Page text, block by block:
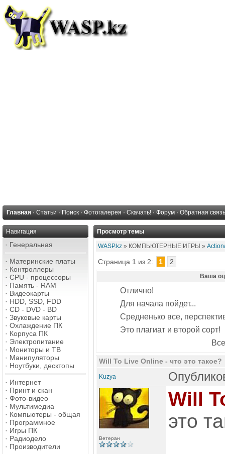
Главная · Статьи · Поиск · Фотогалерея · Скачать! · Форум · Обратная связь
Навигация
· Генеральная
· Материнские платы
· Контроллеры
· CPU - процессоры
· Память - RAM
· Видеокарты
· HDD, SSD, FDD
· CD - DVD - BD
· Звуковые карты
· Охлаждение ПК
· Корпуса ПК
· Электропитание
· Мониторы и ТВ
· Манипуляторы
· Ноутбуки, десктопы
· Интернет
· Принт и скан
· Фото-видео
· Мультимедиа
· Компьютеры - общая
· Программное
· Игры ПК
· Радиодело
· Производители
Просмотр темы
WASP.kz » КОМПЬЮТЕРНЫЕ ИГРЫ »
Страница 1 из 2: 1 2
Ваша
Отлично!
Для начала пойдет...
Средненько все,
Это плагиат и второй сорт!
Will To Live Online - что это такое?
Kuzya
Ветеран
Will
это